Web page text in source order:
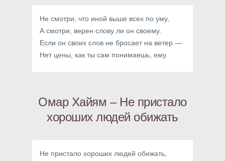
Не смотри, что иной выше всех по уму,
А смотри, верен слову ли он своему.
Если он своих слов не бросает на ветер —
Нет цены, как ты сам понимаешь, ему.
Омар Хайям – Не пристало
хороших людей обижать
Не пристало хороших людей обижать,